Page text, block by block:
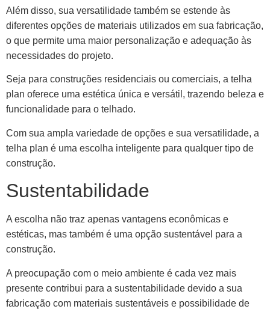
Além disso, sua versatilidade também se estende às
diferentes opções de materiais utilizados em sua fabricação,
o que permite uma maior personalização e adequação às
necessidades do projeto.
Seja para construções residenciais ou comerciais, a telha
plan oferece uma estética única e versátil, trazendo beleza e
funcionalidade para o telhado.
Com sua ampla variedade de opções e sua versatilidade, a
telha plan é uma escolha inteligente para qualquer tipo de
construção.
Sustentabilidade
A escolha não traz apenas vantagens econômicas e
estéticas, mas também é uma opção sustentável para a
construção.
A preocupação com o meio ambiente é cada vez mais
presente contribui para a sustentabilidade devido a sua
fabricação com materiais sustentáveis e possibilidade de